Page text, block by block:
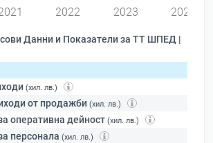
2022 2023 2024
Данни и Показатели за ТТ ШПЕД |
(хил. лв.)
от продажби (хил. лв.)
оперативна дейност (хил. лв.)
персонала (хил. лв.)